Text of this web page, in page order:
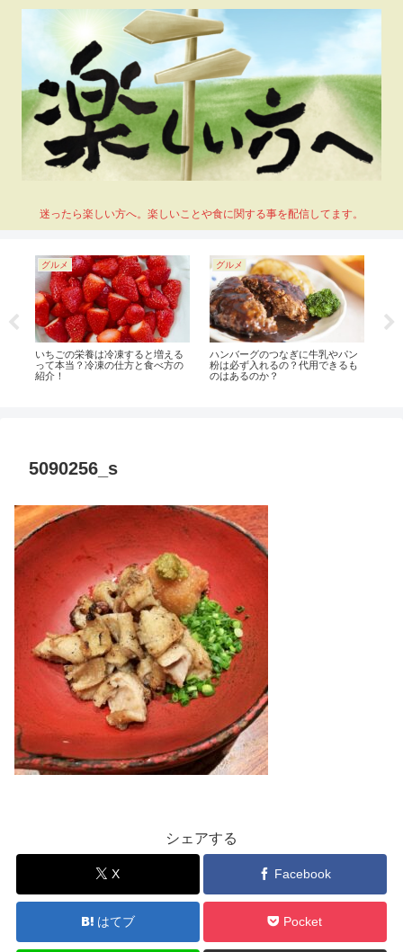
迷ったら楽しい方へ。楽しいことや食に関する事を配信してます。
グルメ
いちごの栄養は冷凍すると増える
って本当？冷凍の仕方と食べ方の
紹介！
グルメ
ハンバーグのつなぎに牛乳やパン
粉は必ず入れるの？代用できるも
のはあるのか？
5090256_s
シェアする
X Facebook
はてブ Pocket